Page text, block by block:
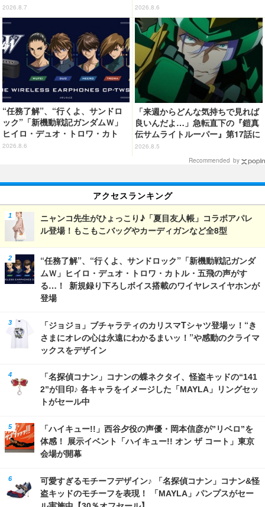
スポット企画「猫猫・壬氏と夏巡
り」開催【茨城県】
2026.8.7
ディ
2026.8.6
“任務了解”、“行くよ、サンドロ
ック”「新機動戦記ガンダムＷ」
ヒイロ・デュオ・トロワ・カト
ル・五飛の声がする…！ 新規録
2026.8.6
「来週からどんな気持ちで見れば
良いんだよ…」急転直下の『鎧真
伝サムライトルーパー』第17話に
感情の追いつかない視聴者が続
出…【ネタバレあり反応まとめ】
2026.8.5
Recommended by
アクセスランキング
ニャンコ先生がひょっこり♪「夏目友人帳」コラボアパレ
ル登場！もこもこバッグやカーディガンなど全8型
“任務了解”、“行くよ、サンドロック”「新機動戦記ガンダ
ムＷ」ヒイロ・デュオ・トロワ・カトル・五飛の声がす
る…！ 新規録り下ろしボイス搭載のワイヤレスイヤホンが
登場
「ジョジョ」ブチャラティのカリスマTシャツ登場ッ！“き
さまにオレの心は永遠にわかるまいッ！”や感動のクライマ
ックスをデザイン
「名探偵コナン」コナンの蝶ネクタイ、怪盗キッドの“141
2”が目印♪ 各キャラをイメージした「MAYLA」リングセッ
トがセール中
「ハイキュー!!」西谷夕役の声優・岡本信彦が”リベロ”を
体感！ 展示イベント「ハイキュー!! オン ザ コート」東京
会場が開幕
可愛すぎるモチーフデザイン♪ 「名探偵コナン」コナン&怪
盗キッドのモチーフを表現！ 「MAYLA」パンプスがセー